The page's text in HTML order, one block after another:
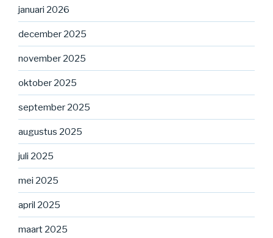
januari 2026
december 2025
november 2025
oktober 2025
september 2025
augustus 2025
juli 2025
mei 2025
april 2025
maart 2025